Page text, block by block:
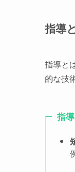
指導
指導とは
的な技
指